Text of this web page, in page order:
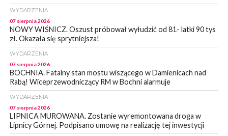
WYDARZENIA
07 sierpnia 2026
NOWY WIŚNICZ. Oszust próbował wyłudzić od 81- latki 90 tys
zł. Okazała się sprytniejsza!
WYDARZENIA
07 sierpnia 2026
BOCHNIA. Fatalny stan mostu wiszącego w Damienicach nad
Rabą! Wiceprzewodniczący RM w Bochni alarmuje
WYDARZENIA
07 sierpnia 2026
LIPNICA MUROWANA. Zostanie wyremontowana droga w
Lipnicy Górnej. Podpisano umowę na realizację tej inwestycji